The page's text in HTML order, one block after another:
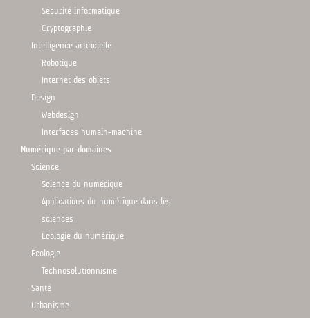
Sécurité informatique
Cryptographie
Intelligence artificielle
Robotique
Internet des objets
Design
Webdesign
Interfaces humain-machine
Numérique par domaines
Science
Science du numérique
Applications du numérique dans les
sciences
Écologie du numérique
Écologie
Technosolutionnisme
Santé
Urbanisme